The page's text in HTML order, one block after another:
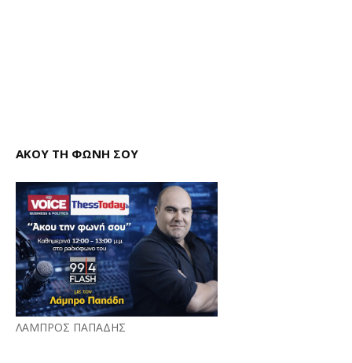
ΑΚΟΥ ΤΗ ΦΩΝΗ ΣΟΥ
ΛΑΜΠΡΟΣ ΠΑΠΑΔΗΣ